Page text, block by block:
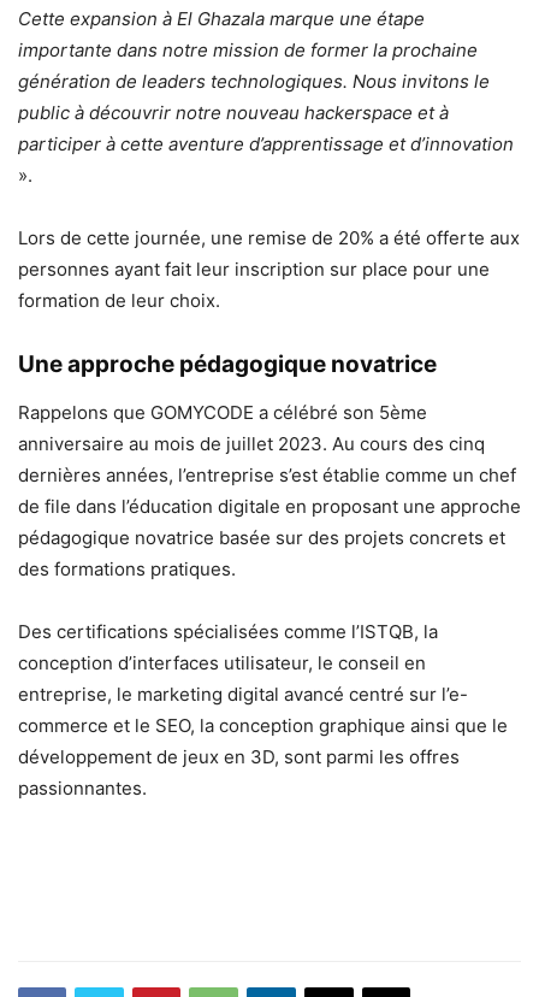
Cette expansion à El Ghazala marque une étape
importante dans notre mission de former la prochaine
génération de leaders technologiques. Nous invitons le
public à découvrir notre nouveau hackerspace et à
participer à cette aventure d’apprentissage et d’innovation
».
Lors de cette journée, une remise de 20% a été offerte aux
personnes ayant fait leur inscription sur place pour une
formation de leur choix.
Une approche pédagogique novatrice
Rappelons que GOMYCODE a célébré son 5ème
anniversaire au mois de juillet 2023. Au cours des cinq
dernières années, l’entreprise s’est établie comme un chef
de file dans l’éducation digitale en proposant une approche
pédagogique novatrice basée sur des projets concrets et
des formations pratiques.
Des certifications spécialisées comme l’ISTQB, la
conception d’interfaces utilisateur, le conseil en
entreprise, le marketing digital avancé centré sur l’e-
commerce et le SEO, la conception graphique ainsi que le
développement de jeux en 3D, sont parmi les offres
passionnantes.